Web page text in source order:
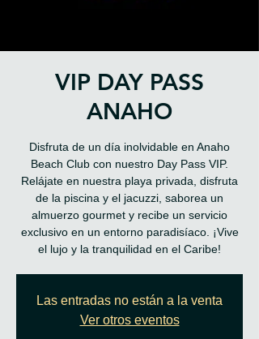
VIP DAY PASS
ANAHO
Disfruta de un día inolvidable en Anaho
Beach Club con nuestro Day Pass VIP.
Relájate en nuestra playa privada, disfruta
de la piscina y el jacuzzi, saborea un
almuerzo gourmet y recibe un servicio
exclusivo en un entorno paradisíaco. ¡Vive
el lujo y la tranquilidad en el Caribe!
Las entradas no están a la venta
Ver otros eventos